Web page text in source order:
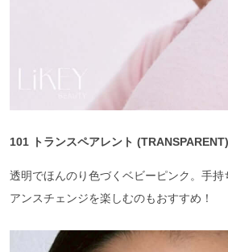
101 トランスペアレント (TRANSPARENT)
透明でほんのり色づくベビーピンク。手持
アンスチェンジを楽しむのもおすすめ！